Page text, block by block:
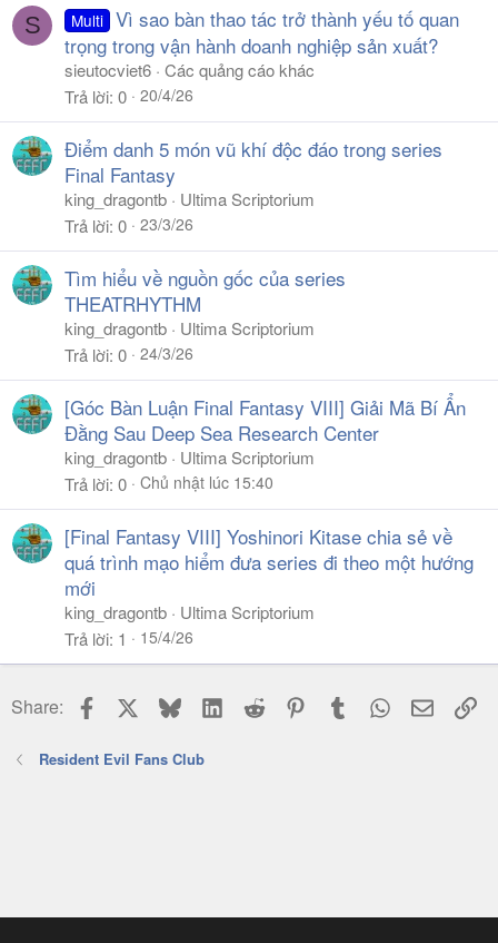
S Multi Vì sao bàn thao tác trở thành yếu tố quan
trọng trong vận hành doanh nghiệp sản xuất?
sieutocviet6 Các quảng cáo khác
Trả lời 0 20/4/26
Điểm danh 5 món vũ khí độc đáo trong series
Final Fantasy
king_dragontb
Ultima Scriptorium
Trả lời 0 23/3/26
Tìm hiểu về nguồn gốc của series
THEATRHYTHM
king_dragontb
Ultima Scriptorium
Trả lời 0 24/3/26
[Góc Bàn Luận Final Fantasy VIII] Giải Mã Bí Ẩn
Đằng Sau Deep Sea Research Center
king_dragontb
Ultima Scriptorium
Trả lời 0 Chủ nhật lúc 15:40
[Final Fantasy VIII] Yoshinori Kitase chia sẻ về
quá trình mạo hiểm đưa series đi theo một hướng
mới
king_dragontb
Ultima Scriptorium
Trả lời 1 15/4/26
Share: Facebook BlueskyLinkedIn
Reddit PinterestTumblr WhatsApp
Email
Resident Evil Fans Club